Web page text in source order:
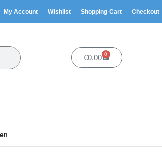
My Account Wishlist Shopping Cart Checkout
€0,00 0